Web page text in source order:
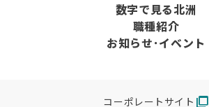
数字で見る北洲
職種紹介
お知らせ･イベント
コーポレートサイト ad_group